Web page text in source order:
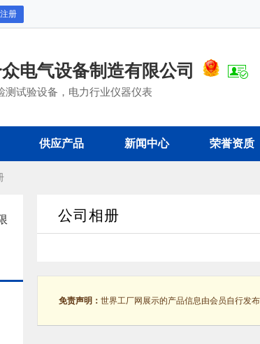
册
电气设备制造有限公司
测试验设备，电力行业仪器仪表
供应产品 新闻中心 荣誉资质
公司相册
免责声明： 世界工厂网展示的产品信息由会员自行发